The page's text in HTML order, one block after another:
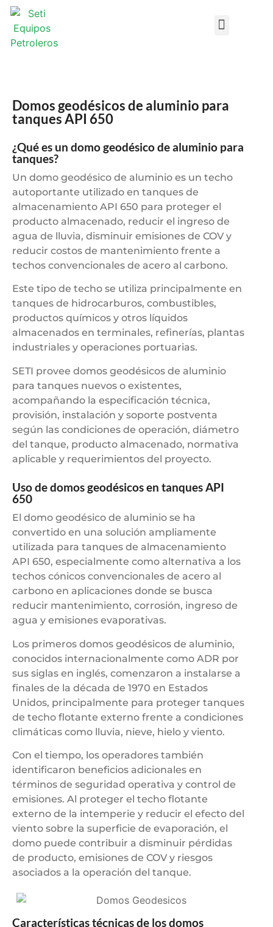
Domos geodésicos de aluminio para
tanques API 650
¿Qué es un domo geodésico de aluminio para
tanques?
Un domo geodésico de aluminio es un techo
autoportante utilizado en tanques de
almacenamiento API 650 para proteger el
producto almacenado, reducir el ingreso de
agua de lluvia, disminuir emisiones de COV y
reducir costos de mantenimiento frente a
techos convencionales de acero al carbono.
Este tipo de techo se utiliza principalmente en
tanques de hidrocarburos, combustibles,
productos químicos y otros líquidos
almacenados en terminales, refinerías, plantas
industriales y operaciones portuarias.
SETI provee domos geodésicos de aluminio
para tanques nuevos o existentes,
acompañando la especificación técnica,
provisión, instalación y soporte postventa
según las condiciones de operación, diámetro
del tanque, producto almacenado, normativa
aplicable y requerimientos del proyecto.
Uso de domos geodésicos en tanques API
650
El domo geodésico de aluminio se ha
convertido en una solución ampliamente
utilizada para tanques de almacenamiento
API 650, especialmente como alternativa a los
techos cónicos convencionales de acero al
carbono en aplicaciones donde se busca
reducir mantenimiento, corrosión, ingreso de
agua y emisiones evaporativas.
Los primeros domos geodésicos de aluminio,
conocidos internacionalmente como ADR por
sus siglas en inglés, comenzaron a instalarse a
finales de la década de 1970 en Estados
Unidos, principalmente para proteger tanques
de techo flotante externo frente a condiciones
climáticas como lluvia, nieve, hielo y viento.
Con el tiempo, los operadores también
identificaron beneficios adicionales en
términos de seguridad operativa y control de
emisiones. Al proteger el techo flotante
externo de la intemperie y reducir el efecto del
viento sobre la superficie de evaporación, el
domo puede contribuir a disminuir pérdidas
de producto, emisiones de COV y riesgos
asociados a la operación del tanque.
Características técnicas de los domos